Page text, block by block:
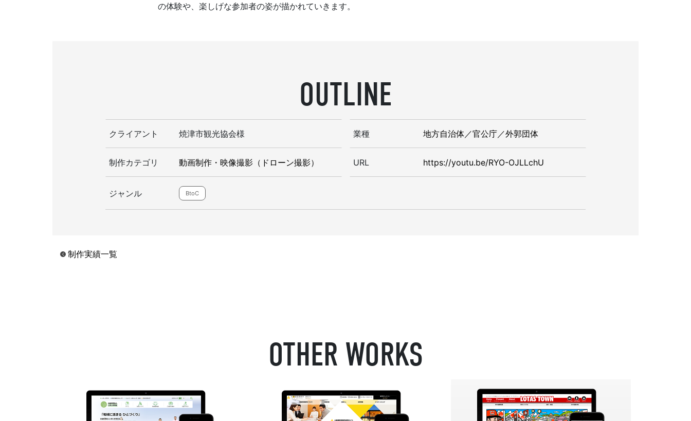
の体験や、楽しげな参加者の姿が描かれていきます。
OUTLINE
クライアント 焼津市観光協会様 業種 地方自治体／官公庁／外郭団体
制作カテゴリ 動画制作・映像撮影（ドローン撮影） URL https://youtu.be/RYO-OJLLchU
ジャンル BtoC
制作実績一覧
OTHER WORKS